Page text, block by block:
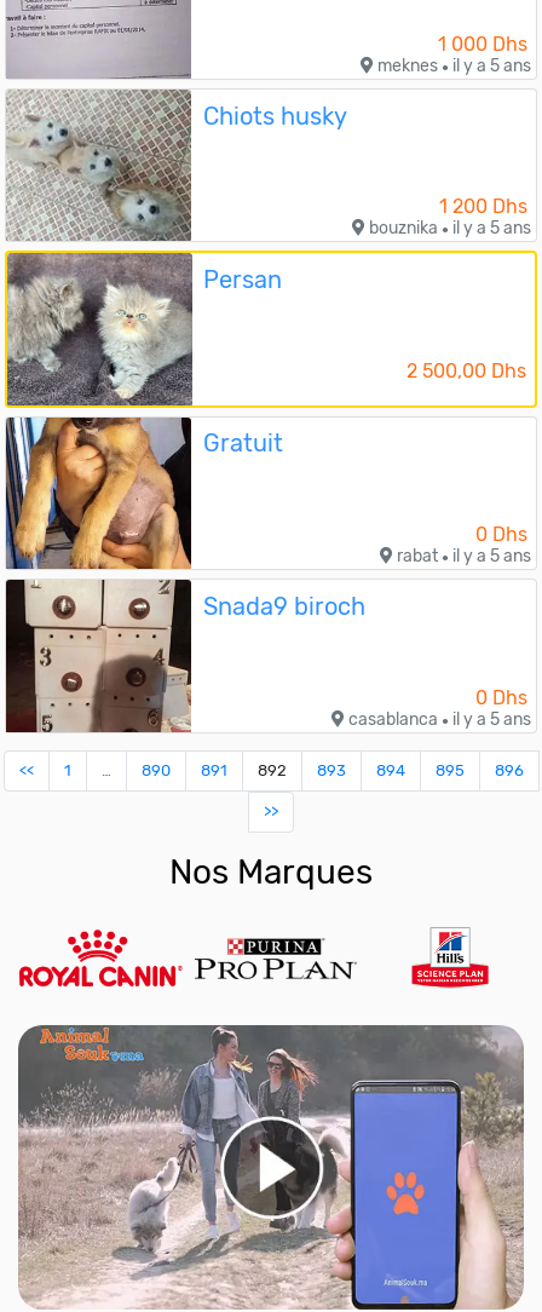
1 000 Dhs
meknes ● il y a 5 ans
Chiots husky
1 200 Dhs
bouznika ● il y a 5 ans
Persan
2 500,00 Dhs
Gratuit
0 Dhs
rabat ● il y a 5 ans
Snada9 biroch
0 Dhs
casablanca ● il y a 5 ans
<< 1 890 891 892 893 894 895 896
>>
Nos Marques